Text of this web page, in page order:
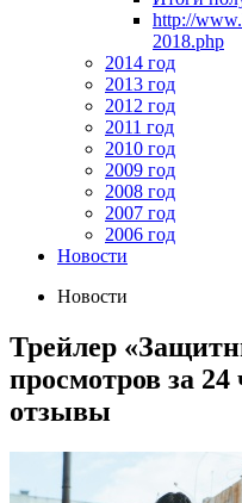
http://
2018.php
2014 год
2013 год
2012 год
2011 год
2010 год
2009 год
2008 год
2007 год
2006 год
Новости
Новости
Трейлер
просмотров за
отзывы